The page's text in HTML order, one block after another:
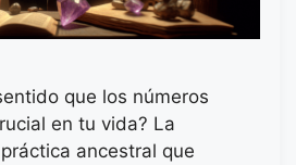
que los números
en tu vida? La
ancestral que